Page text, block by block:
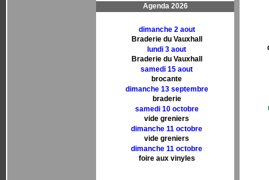
Agenda 2026
dimanche 2 aout
Braderie du Vauxhall
lundi 3 aout
Braderie du Vauxhall
samedi 15 aout
brocante
dimanche 13 septembre
braderie
samedi 10 octobre
vide greniers
dimanche 11 octobre
vide greniers
dimanche 11 octobre
foire aux vinyles